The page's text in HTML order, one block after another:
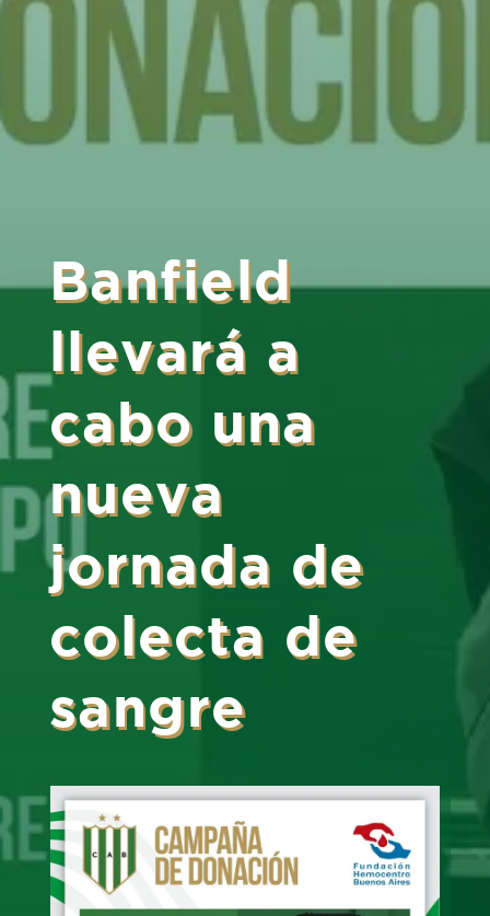
Banfield
llevará a
cabo una
nueva
jornada de
colecta de
sangre